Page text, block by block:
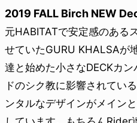
2019 FALL Birch NEW
元HABITATで安定感のある
せていたGURU KHALSAが
達と始めた小さなDECKカ
ドのシク教に影響されてい
ンタルなデザインがメイン